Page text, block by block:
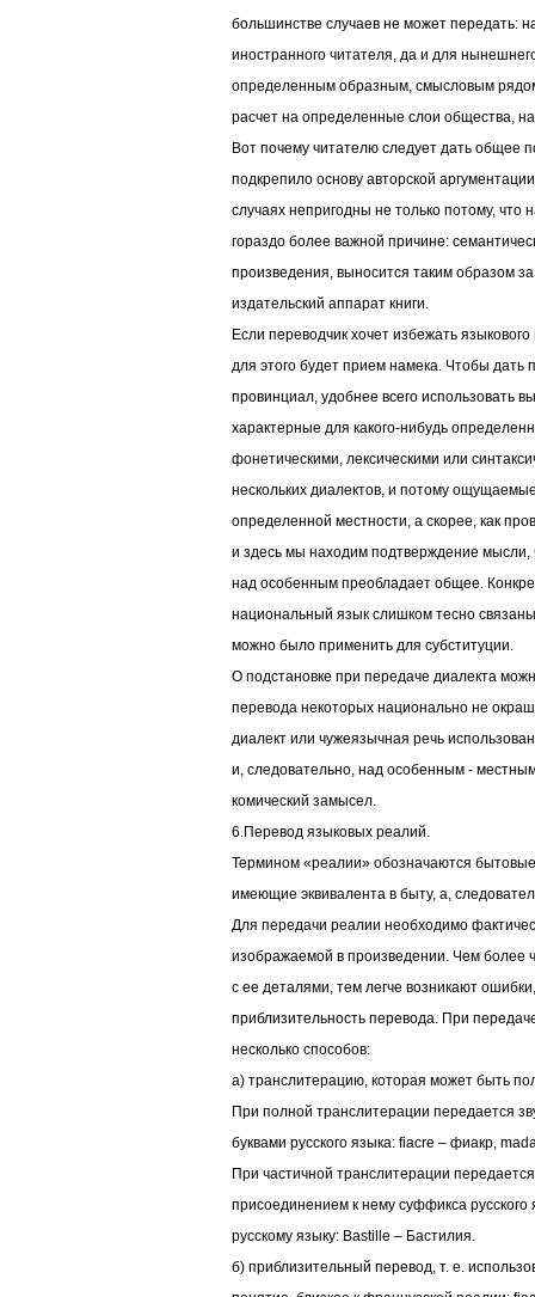
большинстве случаев не может передать:
иностранного читателя, да и для
определенным образным, смысловым
расчет на определенные слои общества,
Вот почему читателю следует дать общее
подкрепило основу авторской
случаях непригодны не только потому,
гораздо более важной причине:
произведения, выносится таким образом
издательский аппарат книги.
Если переводчик хочет избежать
для этого будет прием намека. Чтобы дать
провинциал, удобнее всего использовать
характерные для какого-нибудь
фонетическими, лексическими или
нескольких диалектов, и потому
определенной местности, а скорее, как
и здесь мы находим подтверждение мысли,
над особенным преобладает общее.
национальный язык слишком тесно
можно было применить для субституции.
О подстановке при передаче диалекта
перевода некоторых национально не
диалект или чужеязычная речь
и, следовательно, над особенным -
комический замысел.
6.Перевод языковых реалий.
Термином «реалии» обозначаются
имеющие эквивалента в быту, а,
Для передачи реалии необходимо
изображаемой в произведении. Чем более
с ее деталями, тем легче возникают
приблизительность перевода. При
несколько способов:
а) транслитерацию, которая может быть
При полной транслитерации передается
буквами русского языка: fiacre – фиакр,
При частичной транслитерации
присоединением к нему суффикса русского
русскому языку: Bastille – Бастилия.
б) приблизительный перевод, т. е.